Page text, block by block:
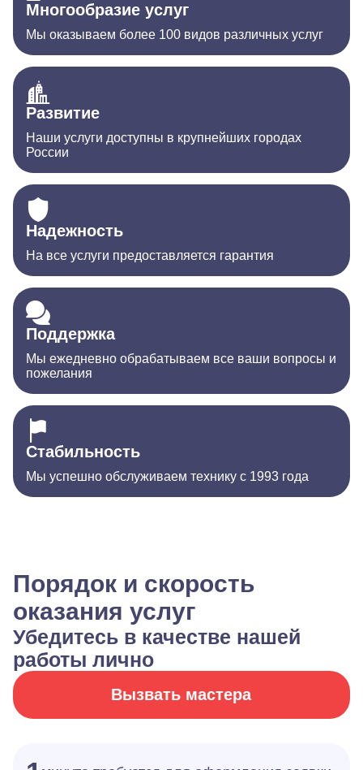
Многообразие услуг
Мы оказываем более 100 видов различных услуг
Развитие
Наши услуги доступны в крупнейших городах
России
Надежность
На все услуги предоставляется гарантия
Поддержка
Мы ежедневно обрабатываем все ваши вопросы и
пожелания
Стабильность
Мы успешно обслуживаем технику с 1993 года
Порядок и скорость
оказания услуг
Убедитесь в качестве нашей
работы лично
Вызвать мастера